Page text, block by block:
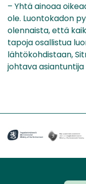
– Yhtä ainoaa
ole. Luontokadon
olennaista, että
tapoja osallistua
lähtökohdistaan,
johtava asiantuntija